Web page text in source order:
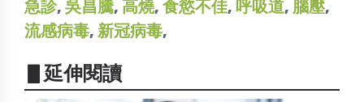
急診, 吳昌騰, 高燒, 食慾不佳, 呼吸道, 腦壓,
流感病毒, 新冠病毒,
▋延伸閱讀